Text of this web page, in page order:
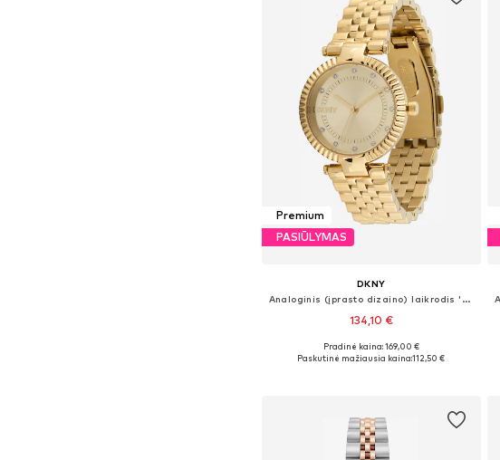
Premium
PASIŪLYMAS
DKNY
Analoginis (įprasto dizaino) laikrodis 'Essential Glitz'
134,10 €
Galimi dydžiai: One Size
Pradinė kaina: 169,00 €
Paskutinė mažiausia kaina:112,50 €